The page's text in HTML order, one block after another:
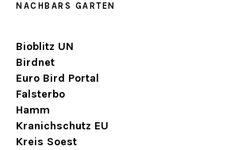
NACHBARS GARTEN
Bioblitz UN
Birdnet
Euro Bird Portal
Falsterbo
Hamm
Kranichschutz EU
Kreis Soest